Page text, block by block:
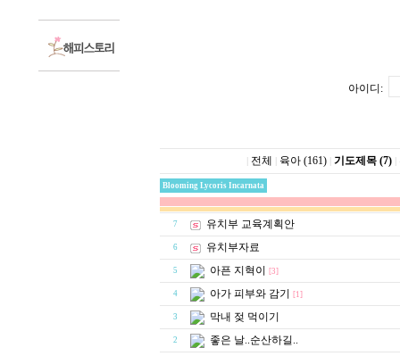
아이디:
전체 육아 (161) 기도제목 (7)
Blooming Lycoris Incarnata
7 유치부 교육계획안
6 유치부자료
5 아픈 지혁이 [3]
4 아가 피부와 감기 [1]
3 막내 젖 먹이기
2 좋은 날..순산하길..